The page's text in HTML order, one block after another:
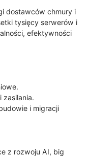
dostawców chmury i
tysięcy serwerów i
efektywności
zasilania.
i migracji
z rozwoju AI, big